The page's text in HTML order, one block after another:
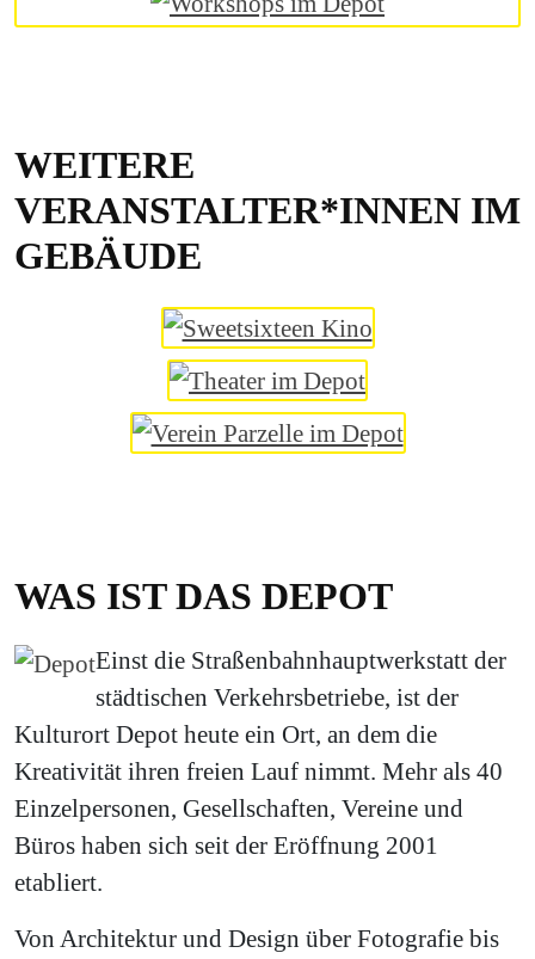
WEITERE
VERANSTALTER*INNEN IM
GEBÄUDE
WAS IST DAS DEPOT
Einst die Straßenbahnhauptwerkstatt der
städtischen Verkehrsbetriebe, ist der
Kulturort Depot heute ein Ort, an dem die
Kreativität ihren freien Lauf nimmt. Mehr als 40
Einzelpersonen, Gesellschaften, Vereine und
Büros haben sich seit der Eröffnung 2001
etabliert.
Von Architektur und Design über Fotografie bis